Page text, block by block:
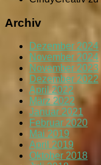
Archiv
Dezember 2024
November 2024
November 2023
Dezember 2022
April 2022
März 2022
Januar 2021
Februar 2020
Mai 2019
April 2019
Oktober 2018